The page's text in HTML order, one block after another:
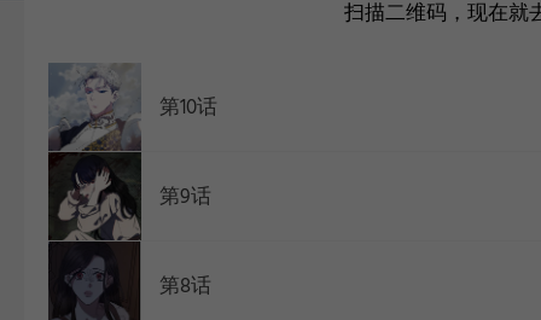
WEBTOON
扫描二维码，现在就
第10话
第9话
第8话